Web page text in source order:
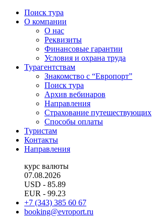
Поиск тура
О компании
О нас
Реквизиты
Финансовые гарантии
Условия и охрана труда
Турагентствам
Знакомство с “Европорт”
Поиск тура
Архив вебинаров
Направления
Страхование путешествующих
Способы оплаты
Туристам
Контакты
Направления
курс валюты
07.08.2026
USD - 85.89
EUR - 99.23
+7 (343) 385 60 67
booking@evroport.ru